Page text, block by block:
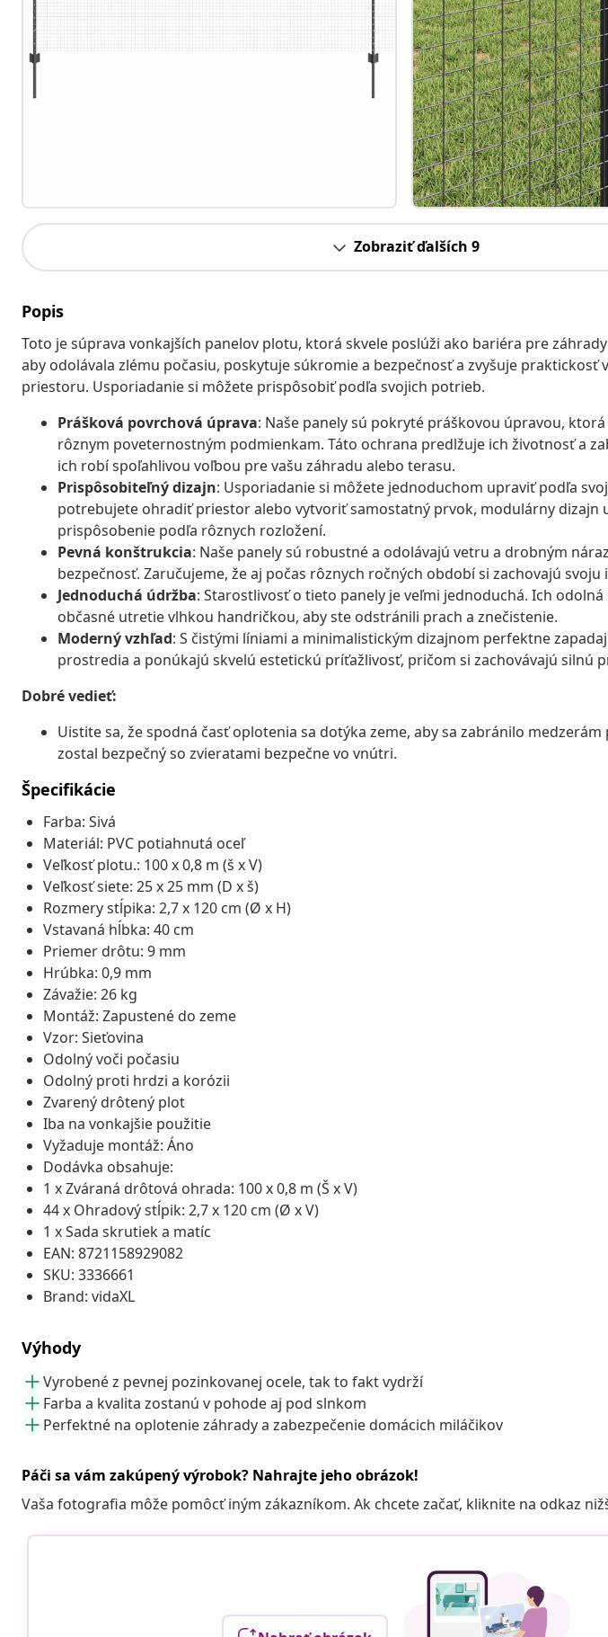
Zobraziť ďalších 9
Popis
Toto je súprava vonkajších panelov plotu, ktorá skvele poslúži ako bariéra pre záhrady
aby odolávala zlému počasiu, poskytuje súkromie a bezpečnosť a zvyšuje praktickosť
priestoru. Usporiadanie si môžete prispôsobiť podľa svojich potrieb.
Prášková povrchová úprava: Naše panely sú pokryté práškovou úpravou,
rôznym poveternostným podmienkam. Táto ochrana predlžuje ich životnosť a
ich robí spoľahlivou voľbou pre vašu záhradu alebo terasu.
Prispôsobiteľný dizajn: Usporiadanie si môžete jednoduchom upraviť podľa
potrebujete ohradiť priestor alebo vytvoriť samostatný prvok, modulárny dizajn
prispôsobenie podľa rôznych rozložení.
Pevná konštrukcia: Naše panely sú robustné a odolávajú vetru a drobným
bezpečnosť. Zaručujeme, že aj počas rôznych ročných období si zachovajú
Jednoduchá údržba: Starostlivosť o tieto panely je veľmi jednoduchá. Ich odolná
občasné utretie vlhkou handričkou, aby ste odstránili prach a znečistenie.
Moderný vzhľad: S čistými líniami a minimalistickým dizajnom perfektne
prostredia a ponúkajú skvelú estetickú príťažlivosť, pričom si zachovávajú silnú
Dobré vedieť:
Uistite sa, že spodná časť oplotenia sa dotýka zeme, aby sa zabránilo medzerám
zostal bezpečný so zvieratami bezpečne vo vnútri.
Špecifikácie
Farba: Sivá
Materiál: PVC potiahnutá oceľ
Veľkosť plotu.: 100 x 0,8 m (š x V)
Veľkosť siete: 25 x 25 mm (D x š)
Rozmery stĺpika: 2,7 x 120 cm (Ø x H)
Vstavaná hĺbka: 40 cm
Priemer drôtu: 9 mm
Hrúbka: 0,9 mm
Závažie: 26 kg
Montáž: Zapustené do zeme
Vzor: Sieťovina
Odolný voči počasiu
Odolný proti hrdzi a korózii
Zvarený drôtený plot
Iba na vonkajšie použitie
Vyžaduje montáž: Áno
Dodávka obsahuje:
1 x Zváraná drôtová ohrada: 100 x 0,8 m (Š x V)
44 x Ohradový stĺpik: 2,7 x 120 cm (Ø x V)
1 x Sada skrutiek a matíc
EAN: 8721158929082
SKU: 3336661
Brand: vidaXL
Výhody
Vyrobené z pevnej pozinkovanej ocele, tak to fakt vydrží
Farba a kvalita zostanú v pohode aj pod slnkom
Perfektné na oplotenie záhrady a zabezpečenie domácich miláčikov
Páči sa vám zakúpený výrobok? Nahrajte jeho obrázok!
Vaša fotografia môže pomôcť iným zákazníkom. Ak chcete začať, kliknite na odkaz